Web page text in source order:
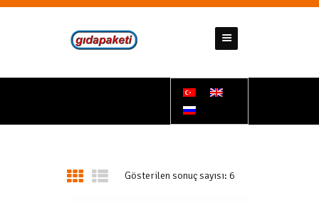
GIDAPAKETI
HAKKIMIZDA
İLETIŞIM
Gösterilen sonuç sayısı: 6